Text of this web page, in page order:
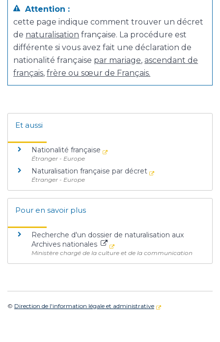
Attention :
cette page indique comment trouver un décret
de naturalisation française. La procédure est
différente si vous avez fait une déclaration de
nationalité française par mariage,ascendant de
français,frère ou sœur de Français.
Et aussi
Nationalité française
Étranger - Europe
Naturalisation française par décret
Étranger - Europe
Pour en savoir plus
Recherche d'un dossier de naturalisation aux
Archives nationales
Ministère chargé de la culture et de la communication
© Direction de l'information légale et administrative